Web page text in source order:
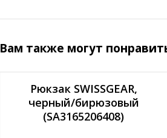
Вам также могут
Рюкзак SWISSGEAR,
черный/бирюзовый
(SA3165206408)